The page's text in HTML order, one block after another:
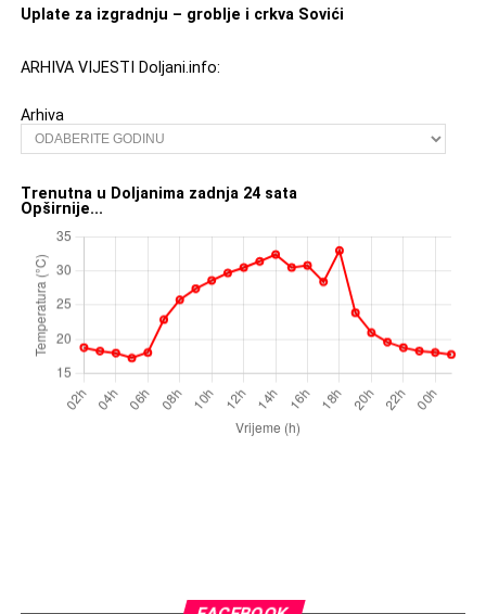
Uplate za izgradnju – groblje i crkva Sovići
ARHIVA VIJESTI Doljani.info:
Arhiva
Trenutna u Doljanima zadnja 24 sata
Opširnije...